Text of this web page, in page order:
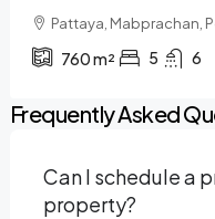
Pattaya, Mabprachan,
760m² 5 6
Frequently Asked
Can I schedule a
property?